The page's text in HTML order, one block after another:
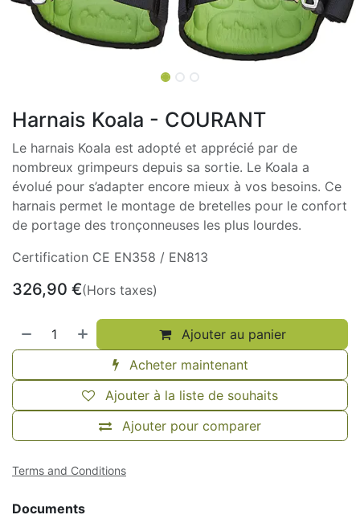
Harnais Koala - COURANT
Le harnais Koala est adopté et apprécié par de
nombreux grimpeurs depuis sa sortie. Le Koala a
évolué pour s’adapter encore mieux à vos besoins. Ce
harnais permet le montage de bretelles pour le confort
de portage des tronçonneuses les plus lourdes.
Certification CE EN358 / EN813
326,90 €(Hors taxes)
Ajouter au panier
Acheter maintenant
Ajouter pour comparer
Ajouter à la liste de souhaits
Terms and Conditions
Documents